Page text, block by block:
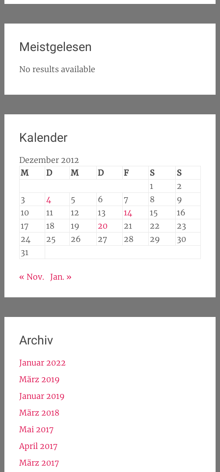
Meistgelesen
No results available
Kalender
Dezember 2012
M
D M D F S
S
1
2
3
4 5 6 7 8
9
10
11 12 13 14 15
16
17
18 19 20 21 22
23
24
25 26 27 28 29
30
31
« Nov. Jan. »
Archiv
Januar 2022
März 2019
Januar 2019
März 2018
Mai 2017
April 2017
März 2017